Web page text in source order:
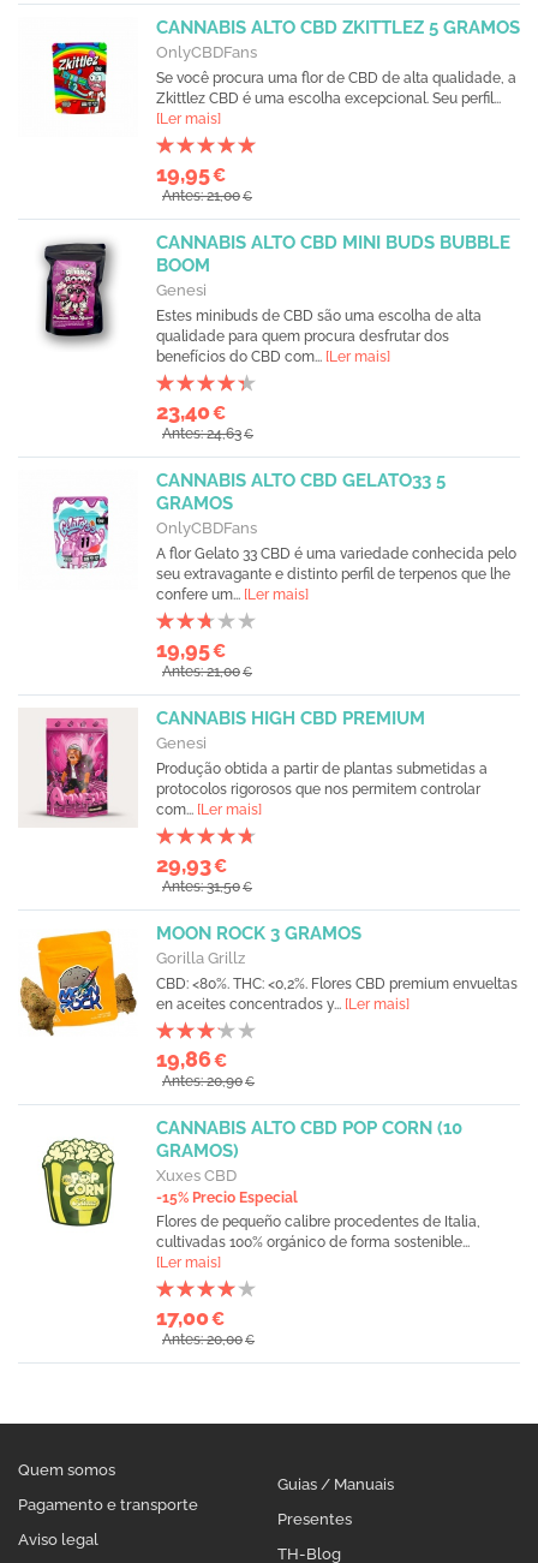
CANNABIS ALTO CBD ZKITTLEZ 5 GRAMOS
OnlyCBDFans
Se você procura uma flor de CBD de alta qualidade, a
Zkittlez CBD é uma escolha excepcional. Seu perfil...
[Ler mais]
19,95€
Antes: 21,00€
CANNABIS ALTO CBD MINI BUDS BUBBLE
BOOM
Genesi
Estes minibuds de CBD são uma escolha de alta
qualidade para quem procura desfrutar dos
benefícios do CBD com... [Ler mais]
23,40€
Antes: 24,63€
CANNABIS ALTO CBD GELATO33 5
GRAMOS
OnlyCBDFans
A flor Gelato 33 CBD é uma variedade conhecida pelo
seu extravagante e distinto perfil de terpenos que lhe
confere um... [Ler mais]
19,95€
Antes: 21,00€
CANNABIS HIGH CBD PREMIUM
Genesi
Produção obtida a partir de plantas submetidas a
protocolos rigorosos que nos permitem controlar
com... [Ler mais]
29,93€
Antes: 31,50€
MOON ROCK 3 GRAMOS
Gorilla Grillz
CBD: <80%. THC: <0,2%. Flores CBD premium envueltas
en aceites concentrados y... [Ler mais]
19,86€
Antes: 20,90€
CANNABIS ALTO CBD POP CORN (10
GRAMOS)
Xuxes CBD
-15% Precio Especial
Flores de pequeño calibre procedentes de Italia,
cultivadas 100% orgánico de forma sostenible...
[Ler mais]
17,00€
Antes: 20,00€
Quem somos
Pagamento e transporte
Aviso legal
Guias / Manuais
Presentes
TH-Blog